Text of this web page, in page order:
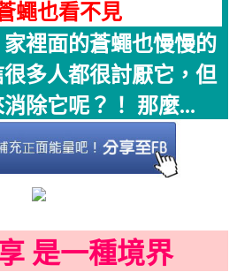
蠅也看不見
裡面的蒼蠅也慢慢的
多人都很討厭它，但
除它呢？！ 那麼...
是一種境界